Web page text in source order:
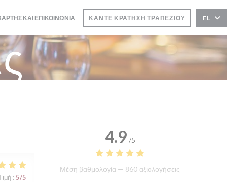
ΚΑΙ ΕΠΙΚΟΙΝΩΝΊΑ ΚΆΝΤΕ ΚΡΆΤΗΣΗ ΤΡΑΠΕΖΙΟΎ EL
: 5/5
4.9 /5
Μέση βαθμολογία — 860 αξιολογήσεις